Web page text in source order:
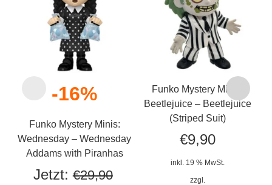
-16%
Funko Mystery Minis:
Wednesday – Wednesday
Addams with Piranhas
Jetzt: €29,90
Funko Mystery Minis:
Beetlejuice – Beetlejuice
(Striped Suit)
€9,90
inkl. 19 % MwSt.
zzgl.